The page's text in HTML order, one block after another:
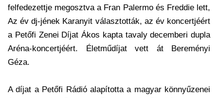
felfedezettje megosztva a Fran Palermo és Freddie lett,
Az év dj-jének Karanyit választották, az év koncertjéért
a Petőfi Zenei Díjat Ákos kapta tavaly decemberi dupla
Aréna-koncertjéért. Életműdíjat vett át Bereményi
Géza.
A díjat a Petőfi Rádió alapította a magyar könnyűzenei